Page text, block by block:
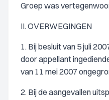
Groep was
II. OVERWEGINGEN
1. Bij besluit van 5 juli
door appellant
van 11 mei 2007
2. Bij de aangevallen